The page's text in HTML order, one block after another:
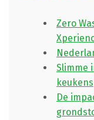
Zero
Slimme
keukens
De